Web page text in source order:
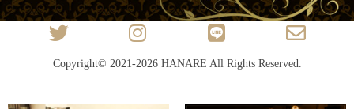
Copyright© 2021-2026 HANARE All Rights Reserved.